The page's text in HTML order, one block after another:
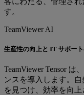
す。
TeamViewer AI
生産性の向上と IT サポー
TeamViewer Tensor
ンスを導入します。
を見つけ、効率を向上